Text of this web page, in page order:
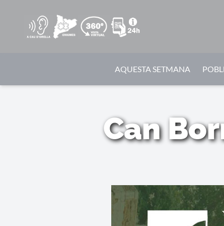
AQUESTA SETMANA
Can